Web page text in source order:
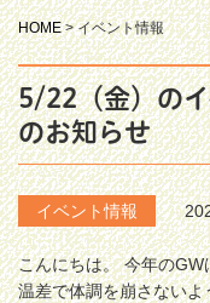
HOME>イベント情報
5/22（金）の
のお知らせ
イベント情報
こんにちは。 今年の
温差で体調を崩さない